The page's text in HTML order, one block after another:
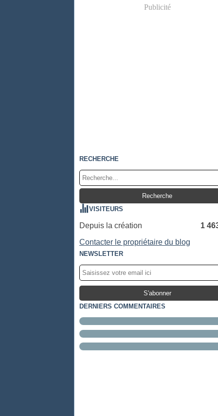
Publicité
RECHERCHE
VISITEURS
Depuis la création
1
Contacter le propriétaire du blog
NEWSLETTER
DERNIERS COMMENTAIRES